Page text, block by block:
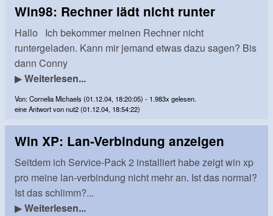
Win98: Rechner lädt nicht runter
Hallo Ich bekommer meinen Rechner nicht
runtergeladen. Kann mir jemand etwas dazu sagen? Bis
dann Conny
▶Weiterlesen...
Von: Cornelia Michaels (01.12.04, 18:20:05) - 1.983x gelesen.
eine Antwort von nut2 (01.12.04, 18:54:22)
Win XP: Lan-Verbindung anzeigen
Seitdem ich Service-Pack 2 installiert habe zeigt win xp
pro meine lan-verbindung nicht mehr an. Ist das normal?
Ist das schlimm?...
▶Weiterlesen...